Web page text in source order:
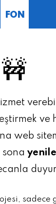
FON
🚧
ve
web
sadece